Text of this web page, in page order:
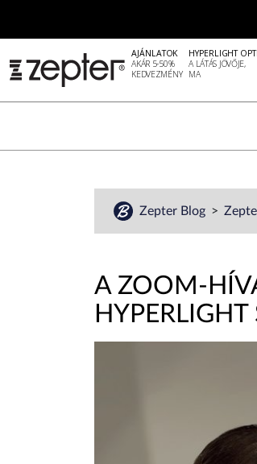
AJÁNLATOK
AKÁR 5-50%
KEDVEZMÉNY
HYPERLIGHT
A LÁTÁS JÖVŐJE,
MA
Zepter Blog
A ZOOM-